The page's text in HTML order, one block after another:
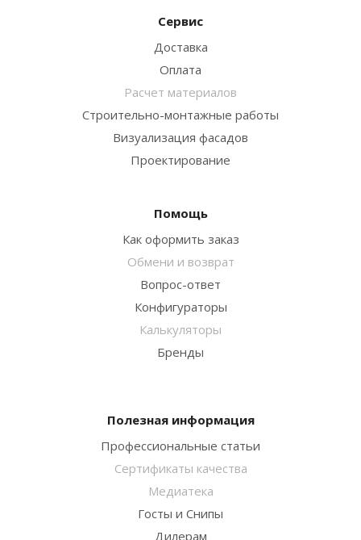
Сервис
Доставка
Оплата
Расчет материалов
Строительно-монтажные работы
Визуализация фасадов
Проектирование
Помощь
Как оформить заказ
Обмени и возврат
Вопрос-ответ
Конфигураторы
Калькуляторы
Бренды
Полезная информация
Профессиональные статьи
Сертификаты качества
Медиатека
Госты и Снипы
Дилерам